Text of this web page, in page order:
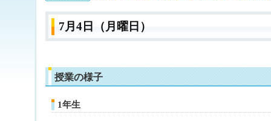
7月4日（月曜日）
授業の様子
1年生